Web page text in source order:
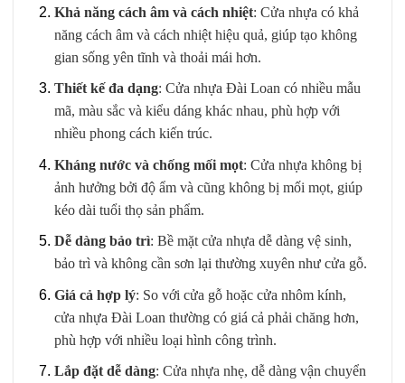
Khả năng cách âm và cách nhiệt: Cửa nhựa có khả
năng cách âm và cách nhiệt hiệu quả, giúp tạo không
gian sống yên tĩnh và thoải mái hơn.
Thiết kế đa dạng: Cửa nhựa Đài Loan có nhiều mẫu
mã, màu sắc và kiểu dáng khác nhau, phù hợp với
nhiều phong cách kiến trúc.
Kháng nước và chống mối mọt: Cửa nhựa không bị
ảnh hưởng bởi độ ẩm và cũng không bị mối mọt, giúp
kéo dài tuổi thọ sản phẩm.
Dễ dàng bảo trì: Bề mặt cửa nhựa dễ dàng vệ sinh,
bảo trì và không cần sơn lại thường xuyên như cửa gỗ.
Giá cả hợp lý: So với cửa gỗ hoặc cửa nhôm kính,
cửa nhựa Đài Loan thường có giá cả phải chăng hơn,
phù hợp với nhiều loại hình công trình.
Lắp đặt dễ dàng: Cửa nhựa nhẹ, dễ dàng vận chuyển